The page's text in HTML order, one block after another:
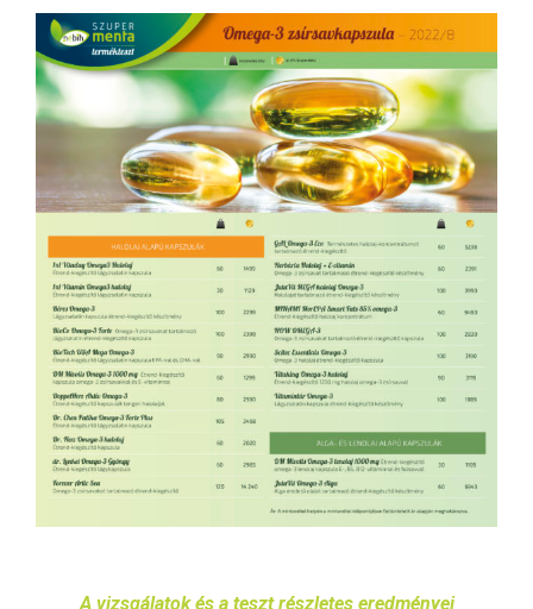
A vizsgálatok és a teszt részletes eredményei